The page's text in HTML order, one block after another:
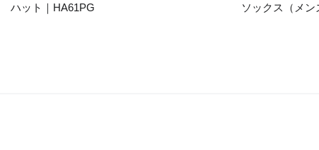
ハット｜HA61PG ソックス（メ